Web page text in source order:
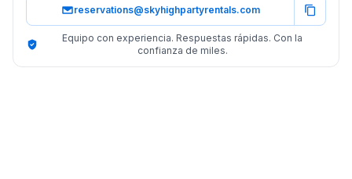
reservations@skyhighpartyrentals.com
Equipo con experiencia. Respuestas rápidas. Con la
confianza de miles.